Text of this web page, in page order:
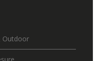
Outdoor